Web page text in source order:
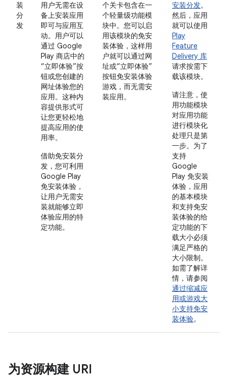
装
分
发
用户无需在设
备上安装应用
即可与应用互
动。用户可以
通过 Google
Play 商店中的
“立即体验”按
钮或您创建的
网址体验您的
应用。这种内
容提供形式可
让您更轻松地
提高应用的使
用率。
借助免安装分
发，您可利用
Google Play
免安装体验，
让用户无需安
装就能够立即
体验应用的特
定功能。
个关卡包含在一
个轻量级功能模
块中。您可以启
用该模块的免安
装体验，这样用
户就可以通过网
址或“立即体验”
按钮免安装体验
游戏，而无需安
装应用。
安装分发。
然后，应用
就可以使用
Play
Feature
Delivery 库
请求按需下
载该模块。
请注意，使
用功能模块
对应用功能
进行模块化
处理只是第
一步。为了
支持
Google
Play 免安装
体验，应用
的基本模块
和支持免安
装体验的给
定功能的下
载大小必须
满足严格的
大小限制。
如需了解详
情，请参阅
通过缩减应
用或游戏大
小支持免安
装体验。
为资源构建 URI